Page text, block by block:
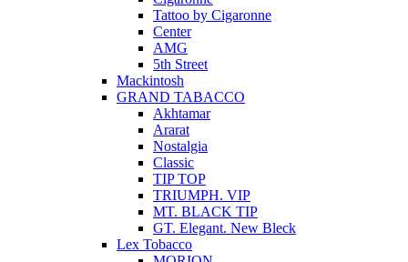
Tattoo by Cigaronne
Center
AMG
5th Street
Mackintosh
GRAND TABACCO
Akhtamar
Ararat
Nostalgia
Classic
TIP TOP
TRIUMPH. VIP
MT. BLACK TIP
GT. Elegant. New Bleck
Lex Tobacco